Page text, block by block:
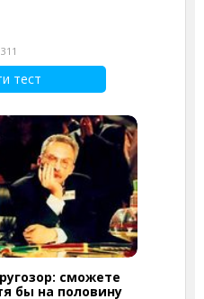
тест
сможете
бы на половину